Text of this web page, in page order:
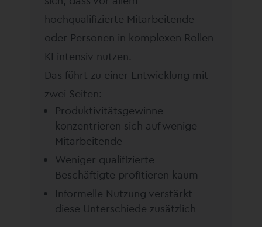
hochqualifizierte Mitarbeitende
oder Personen in komplexen Rollen
KI intensiv nutzen.
Das führt zu einer Entwicklung mit
zwei Seiten:
Produktivitätsgewinne
konzentrieren sich auf wenige
Mitarbeitende
Weniger qualifizierte
Beschäftigte profitieren kaum
Informelle Nutzung verstärkt
diese Unterschiede zusätzlich